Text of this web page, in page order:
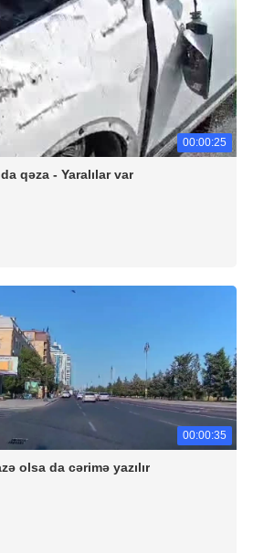
00:00:25
qəza - Yaralılar var
00:00:35
olsa da cərimə yazılır